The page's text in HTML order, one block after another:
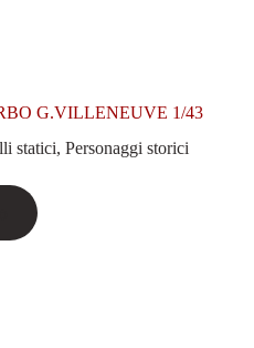
G.VILLENEUVE 1/43
statici, Personaggi storici